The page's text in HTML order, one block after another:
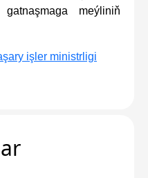
meýliniň
işler ministrligi